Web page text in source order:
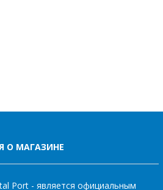
О МАГАЗИНЕ
Port - является официальным